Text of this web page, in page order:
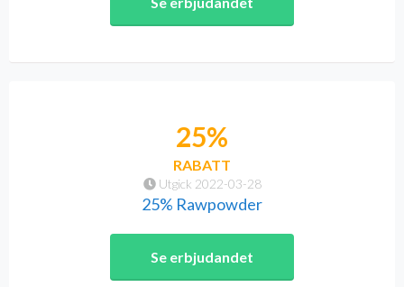
Utgick 2022-03-28
25%
RABATT
25% Rawpowder
Se erbjudandet